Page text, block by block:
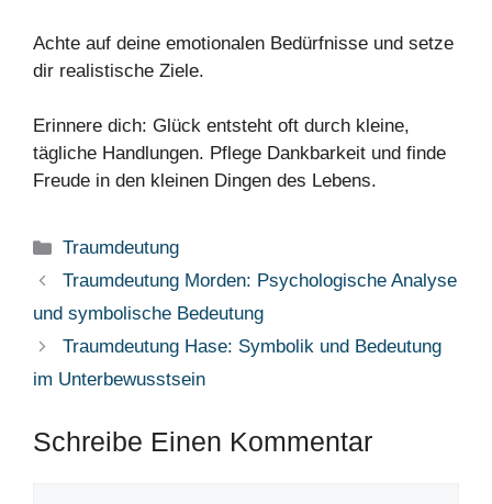
Achte auf deine emotionalen Bedürfnisse und setze
dir realistische Ziele.
Erinnere dich: Glück entsteht oft durch kleine,
tägliche Handlungen. Pflege Dankbarkeit und finde
Freude in den kleinen Dingen des Lebens.
Kategorien
Traumdeutung
Traumdeutung Morden: Psychologische Analyse
und symbolische Bedeutung
Traumdeutung Hase: Symbolik und Bedeutung
im Unterbewusstsein
Schreibe Einen Kommentar